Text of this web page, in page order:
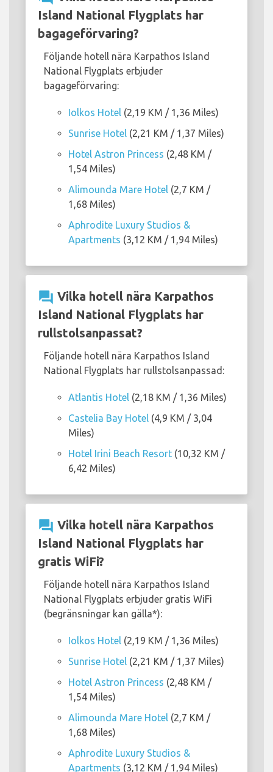
Island National Flygplats har
bagageförvaring?
Följande hotell nära Karpathos Island
National Flygplats erbjuder
bagageförvaring:
Iolkos Hotel (2,19 KM / 1,36 Miles)
Sunrise Hotel (2,21 KM / 1,37 Miles)
Hotel Astron Princess (2,48 KM /
1,54 Miles)
Alimounda Mare Hotel (2,7 KM /
1,68 Miles)
Aphrodite Luxury Studios &
Apartments (3,12 KM / 1,94 Miles)
question_answer Vilka hotell nära Karpathos
Island National Flygplats har
rullstolsanpassat?
Följande hotell nära Karpathos Island
National Flygplats har rullstolsanpassad:
Atlantis Hotel (2,18 KM / 1,36 Miles)
Castelia Bay Hotel (4,9 KM / 3,04
Miles)
Hotel Irini Beach Resort (10,32 KM /
6,42 Miles)
question_answer Vilka hotell nära Karpathos
Island National Flygplats har
gratis WiFi?
Följande hotell nära Karpathos Island
National Flygplats erbjuder gratis WiFi
(begränsningar kan gälla*):
Iolkos Hotel (2,19 KM / 1,36 Miles)
Sunrise Hotel (2,21 KM / 1,37 Miles)
Hotel Astron Princess (2,48 KM /
1,54 Miles)
Alimounda Mare Hotel (2,7 KM /
1,68 Miles)
Aphrodite Luxury Studios &
Apartments (3,12 KM / 1,94 Miles)